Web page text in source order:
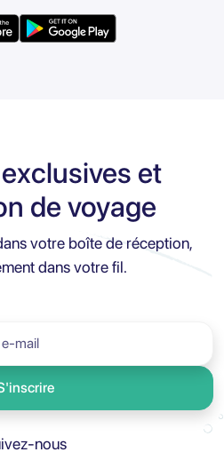
et
de voyage
votre boîte de réception,
dans votre fil.
nous